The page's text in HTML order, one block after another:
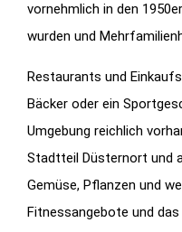
vornehmlich in den
wurden und
Restaurants und
Bäcker oder ein
Umgebung reichlich
Stadtteil Düsternort und
Gemüse, Pflanzen und
Fitnessangebote und